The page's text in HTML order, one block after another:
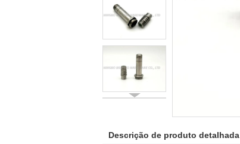
Descrição de produto detalhada